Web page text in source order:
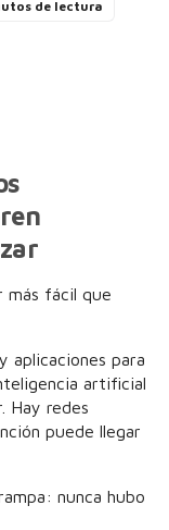
de lectura
más fácil que
aplicaciones para
artificial
Hay redes
puede llegar
nunca hubo